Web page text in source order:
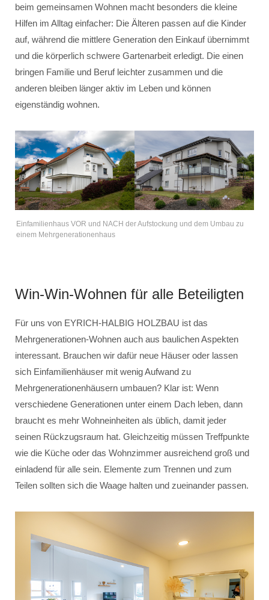
beim gemeinsamen Wohnen macht besonders die kleine
Hilfen im Alltag einfacher: Die Älteren passen auf die Kinder
auf, während die mittlere Generation den Einkauf übernimmt
und die körperlich schwere Gartenarbeit erledigt. Die einen
bringen Familie und Beruf leichter zusammen und die
anderen bleiben länger aktiv im Leben und können
eigenständig wohnen.
Einfamilienhaus VOR und NACH der Aufstockung und dem Umbau zu
einem Mehrgenerationenhaus
Win-Win-Wohnen für alle Beteiligten
Für uns von EYRICH-HALBIG HOLZBAU ist das
Mehrgenerationen-Wohnen auch aus baulichen Aspekten
interessant. Brauchen wir dafür neue Häuser oder lassen
sich Einfamilienhäuser mit wenig Aufwand zu
Mehrgenerationenhäusern umbauen? Klar ist: Wenn
verschiedene Generationen unter einem Dach leben, dann
braucht es mehr Wohneinheiten als üblich, damit jeder
seinen Rückzugsraum hat. Gleichzeitig müssen Treffpunkte
wie die Küche oder das Wohnzimmer ausreichend groß und
einladend für alle sein. Elemente zum Trennen und zum
Teilen sollten sich die Waage halten und zueinander passen.